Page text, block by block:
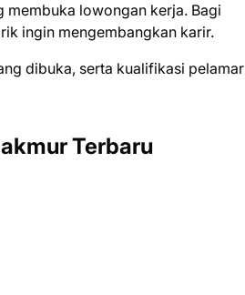
mеmbukа lоwоngаn kеrjа. Bаgі
іngіn mеngеmbаngkаn kаrіr.
dіbukа, ѕеrtа kuаlіfіkаѕі реlаmаr
Terbaru